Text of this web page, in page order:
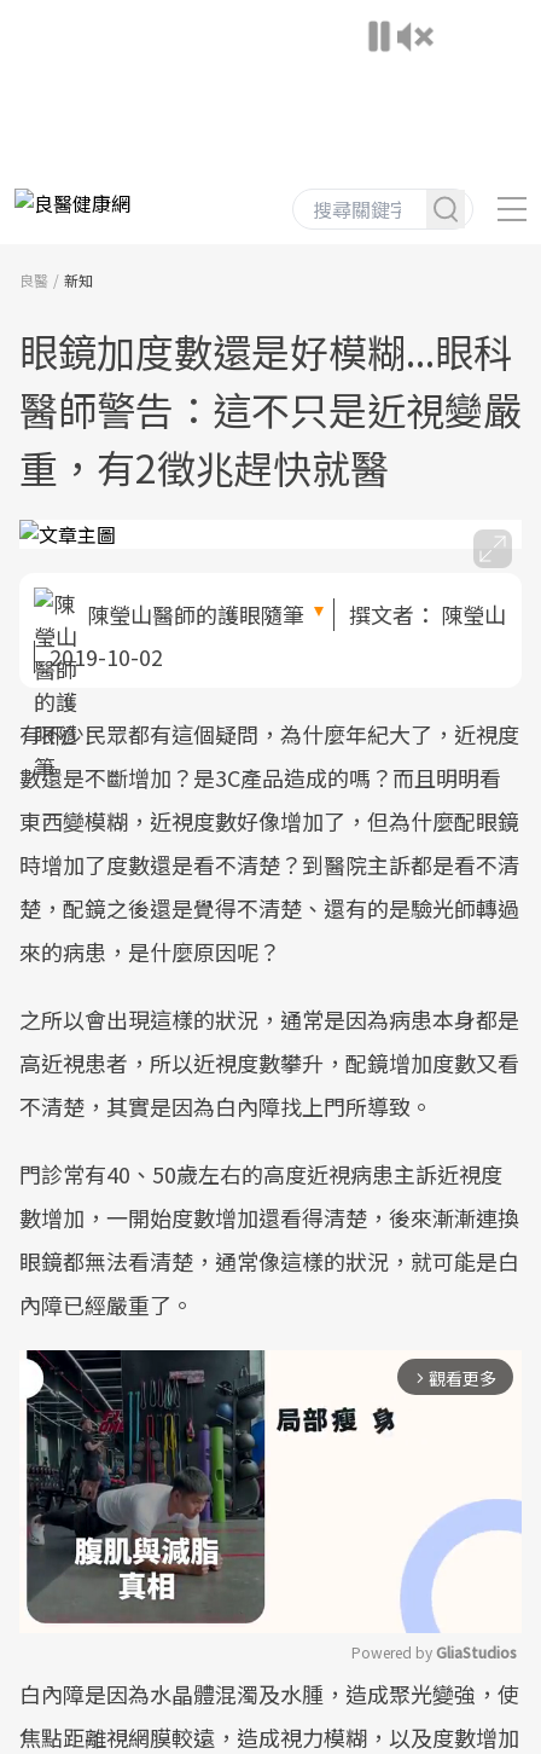
良醫 新知
眼鏡加度數還是好模糊...眼科
醫師警告：這不只是近視變嚴
重，有2徵兆趕快就醫
陳瑩山醫師的護眼隨筆 撰文者： 陳瑩山
2019-10-02
有不少民眾都有這個疑問，為什麼年紀大了，近視度
數還是不斷增加？是3C產品造成的嗎？而且明明看
東西變模糊，近視度數好像增加了，但為什麼配眼鏡
時增加了度數還是看不清楚？到醫院主訴都是看不清
楚，配鏡之後還是覺得不清楚、還有的是驗光師轉過
來的病患，是什麼原因呢？
之所以會出現這樣的狀況，通常是因為病患本身都是
高近視患者，所以近視度數攀升，配鏡增加度數又看
不清楚，其實是因為白內障找上門所導致。
門診常有40、50歲左右的高度近視病患主訴近視度
數增加，一開始度數增加還看得清楚，後來漸漸連換
眼鏡都無法看清楚，通常像這樣的狀況，就可能是白
內障已經嚴重了。
arrow_forward_ios 觀看更多
Mute
Powered by GliaStudios
白內障是因為水晶體混濁及水腫，造成聚光變強，使
焦點距離視網膜較遠，造成視力模糊，以及度數增加